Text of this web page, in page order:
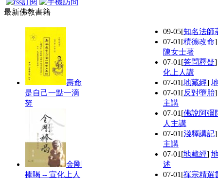
最新佛教書籍
壽命
是自己一點一滴
努
金剛
棒喝 -- 宣化上人
09-05[知名法師
07-01 [積德改命
陳女士著
07-01 [答問釋疑
化上人講
07-01 [地藏經]
07-01 [反對墮胎
主講
07-01 [佛說阿彌
人主講
07-01 [淺釋講記
主講
07-01 [地藏經]
述
07-01 [禪宗精選